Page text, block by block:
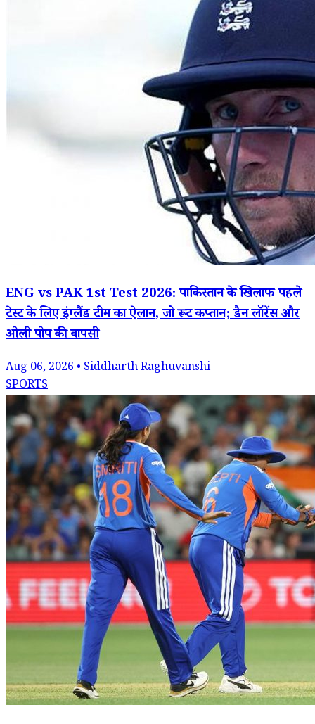
ENG vs PAK 1st Test 2026: पाकिस्तान के खिलाफ पहले
टेस्ट के लिए इंग्लैंड टीम का ऐलान, जो रूट कप्तान; डैन लॉरेंस और
ओली पोप की वापसी
Aug 06, 2026 • Siddharth Raghuvanshi
SPORTS